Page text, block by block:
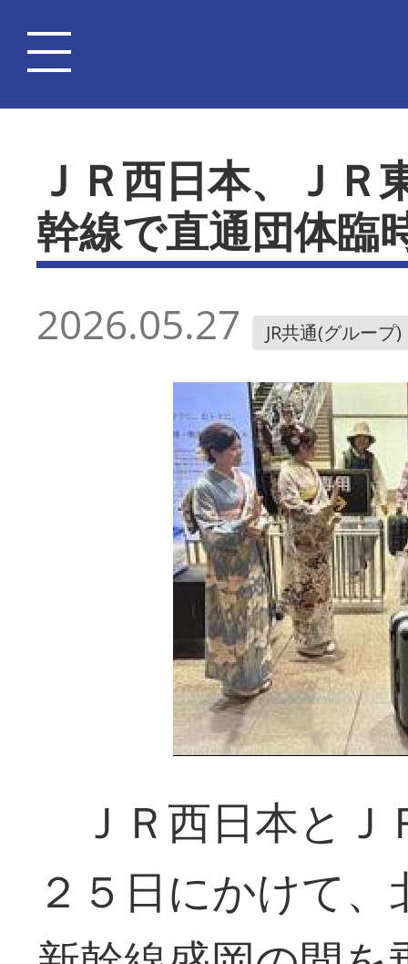
ＪＲ西日本、Ｊ
幹線で直通団体臨
2026.05.27 JR共通(グループ)
ＪＲ西日本とＪ
２５日にかけて